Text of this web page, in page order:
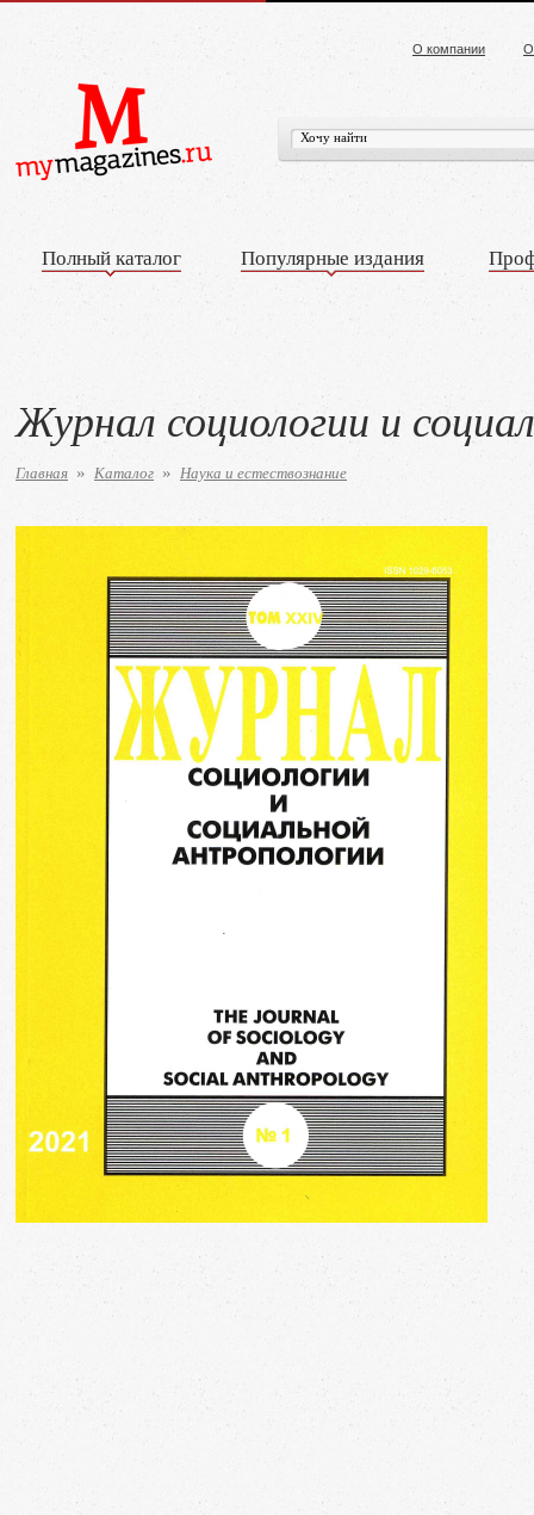
О компании
Полный каталог Популярные издания
Журнал социологии и
Главная » Каталог » Наука и естествознание